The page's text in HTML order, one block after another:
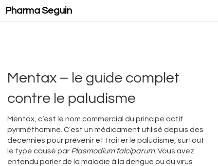
Pharma Seguin
Mentax – le guide complet
contre le paludisme
Mentax, c’est le nom commercial du principe actif
pyriméthamine. C’est un médicament utilisé depuis des
décennies pour prévenir et traiter le paludisme, surtout
le type causé par Plasmodium falciparum. Vous avez
entendu parler de la maladie à la dengue ou du virus